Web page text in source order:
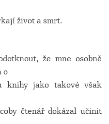
život a smrt.
že mne osobně
o
knihy jako takové však
čtenář dokázal učinit